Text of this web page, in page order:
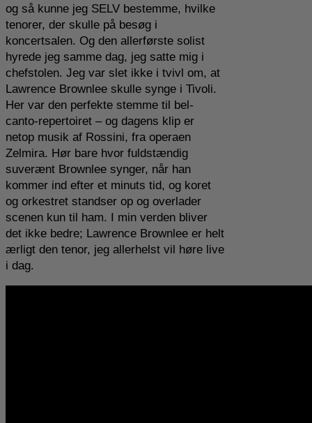
og så kunne jeg SELV bestemme, hvilke
tenorer, der skulle på besøg i
koncertsalen. Og den allerførste solist
hyrede jeg samme dag, jeg satte mig i
chefstolen. Jeg var slet ikke i tvivl om, at
Lawrence Brownlee skulle synge i Tivoli.
Her var den perfekte stemme til bel-
canto-repertoiret – og dagens klip er
netop musik af Rossini, fra operaen
Zelmira. Hør bare hvor fuldstændig
suverænt Brownlee synger, når han
kommer ind efter et minuts tid, og koret
og orkestret standser op og overlader
scenen kun til ham. I min verden bliver
det ikke bedre; Lawrence Brownlee er helt
ærligt den tenor, jeg allerhelst vil høre live
i dag.